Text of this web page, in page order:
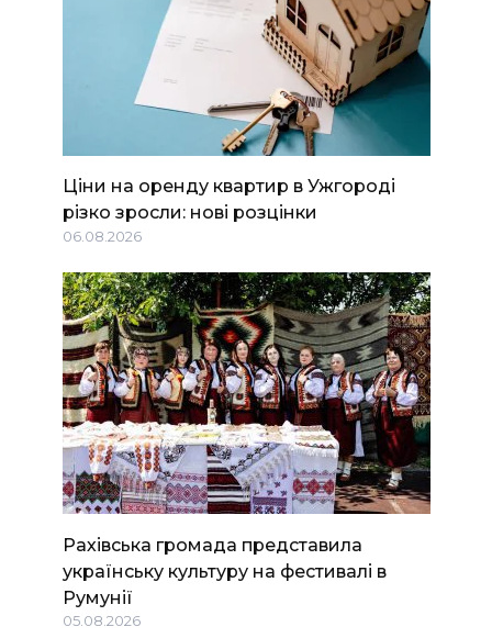
Ціни на оренду квартир в Ужгороді
різко зросли: нові розцінки
06.08.2026
Рахівська громада представила
українську культуру на фестивалі в
Румунії
05.08.2026